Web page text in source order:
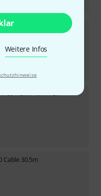
Weitere Infos
1.8m
35 HDMI 10.7m Bk
Cable 30.5m